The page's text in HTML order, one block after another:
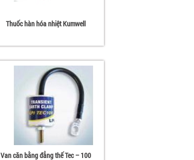
Thuốc hàn hóa nhiệt Kumwell
Van căn bằng đẳng thế Tec – 100